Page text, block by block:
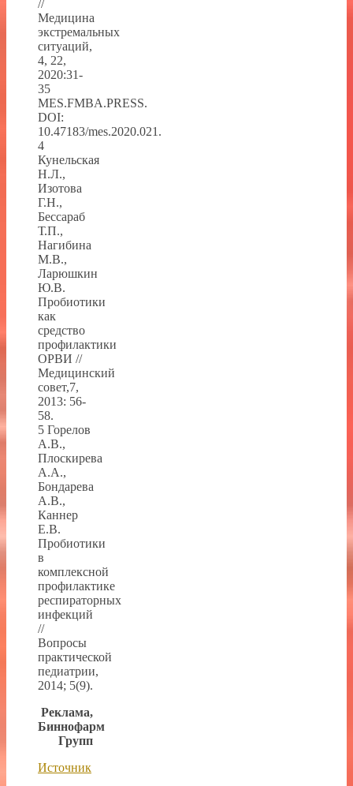
//
Медицина
экстремальных
ситуаций,
4, 22,
2020:31-
35
MES.FMBA.PRESS.
DOI:
10.47183/mes.2020.021.
4
Кунельская
Н.Л.,
Изотова
Г.Н.,
Бессараб
Т.П.,
Нагибина
М.В.,
Ларюшкин
Ю.В.
Пробиотики
как
средство
профилактики
ОРВИ //
Медицинский
совет,7,
2013: 56-
58.
5 Горелов
А.В.,
Плоскирева
А.А.,
Бондарева
А.В.,
Каннер
Е.В.
Пробиотики
в
комплексной
профилактике
респираторных
инфекций
//
Вопросы
практической
педиатрии,
2014; 5(9).
Реклама,
Биннофарм
Групп
Источник